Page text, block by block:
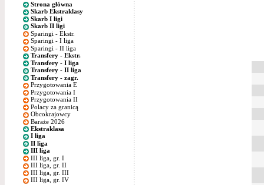
Strona główna
Skarb Ekstraklasy
Skarb I ligi
Skarb II ligi
Sparingi - Ekstr.
Sparingi - I liga
Sparingi - II liga
Transfery - Ekstr.
Transfery - I liga
Transfery - II liga
Transfery - zagr.
Przygotowania E
Przygotowania I
Przygotowania II
Polacy za granicą
Obcokrajowcy
Baraże 2026
Ekstraklasa
I liga
II liga
III liga
III liga, gr. I
III liga, gr. II
III liga, gr. III
III liga, gr. IV